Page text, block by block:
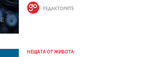
РЕДАКТОРИТЕ
НЕЩАТА ОТ ЖИВОТА